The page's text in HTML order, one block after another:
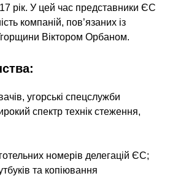
рік. У цей час представники ЄС
компаній, пов’язаних із
Віктором Орбаном.
угорські спецслужби
спектр технік стеження,
номерів делегацій ЄС;
та копіювання